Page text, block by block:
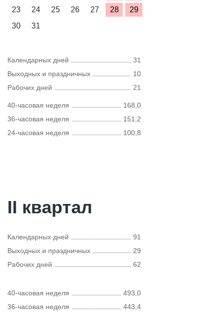
23
24 25 26 27 28
29
30
31
Календарных дней
31
Выходных и праздничных
10
Рабочих дней
21
40-часовая неделя
168,0
36-часовая неделя
151,2
24-часовая неделя
100,8
II квартал
Календарных дней
91
Выходных и праздничных
29
Рабочих дней
62
40-часовая неделя
493,0
36-часовая неделя
443,4